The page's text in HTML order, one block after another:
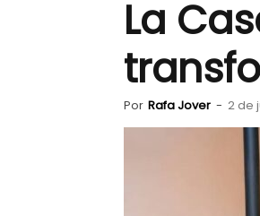
La
Por Rafa Jover - 2 de